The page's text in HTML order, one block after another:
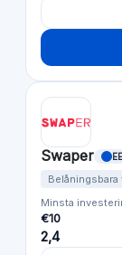
Swaper EE
Belåningsbara
Minsta
€10
2,4